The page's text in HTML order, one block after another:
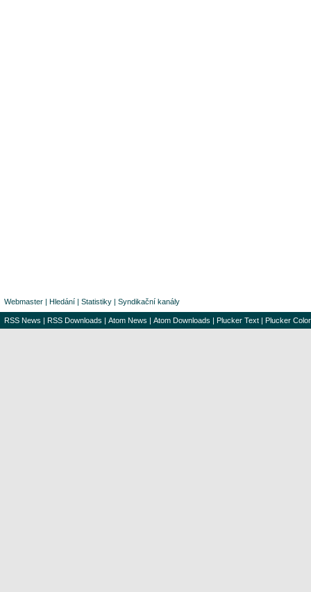
Webmaster | Hledání | Statistiky | Syndikační kanály
RSS News | RSS Downloads | Atom News | Atom Downloads | Plucker Text | Plucker Color